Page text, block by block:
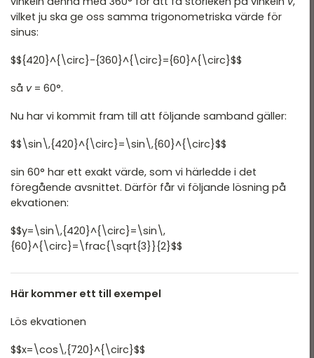
vilket ju ska ge oss samma trigonometriska värde för
sinus:
$${420}^{\circ}-{360}^{\circ}={60}^{\circ}$$
så v= 60°.
Nu har vi kommit fram till att följande samband gäller:
$$\sin\,{420}^{\circ}=\sin\,{60}^{\circ}$$
sin 60° har ett exakt värde, som vi härledde i det
föregående avsnittet. Därför får vi följande lösning på
ekvationen:
$$y=\sin\,{420}^{\circ}=\sin\,
{60}^{\circ}=\frac{\sqrt{3}}{2}$$
Här kommer ett till exempel
Lös ekvationen
$$x=\cos\,{720}^{\circ}$$